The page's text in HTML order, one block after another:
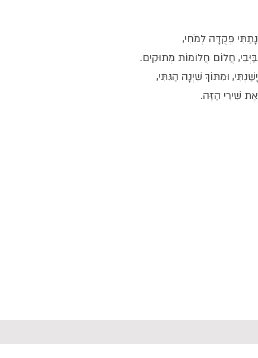
נָתַתִּי פְּקֻדָּה לְמֹחִי,
בַּיְּבִי, חֲלוֹם חֲלוֹמוֹת מְתוּקִים.
יָשַׁנְתִּי, וּמִתּוֹךְ שֵׁיְנָה הַגִּתִּי,
אֶת שִׁירִי הַזֶּה.